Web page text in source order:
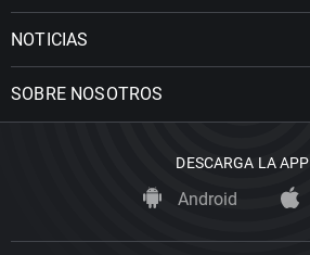
NOTICIAS
SOBRE NOSOTROS
DESCARGA LA APP
Android